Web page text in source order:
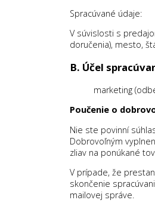
Spracúvané údaje:
V súvislosti s
doručenia), mesto,
B. Účel
marketing
Poučenie o
Nie ste povinní
Dobrovoľným
zliav na ponúkané
V prípade, že
skončenie
mailovej správe.